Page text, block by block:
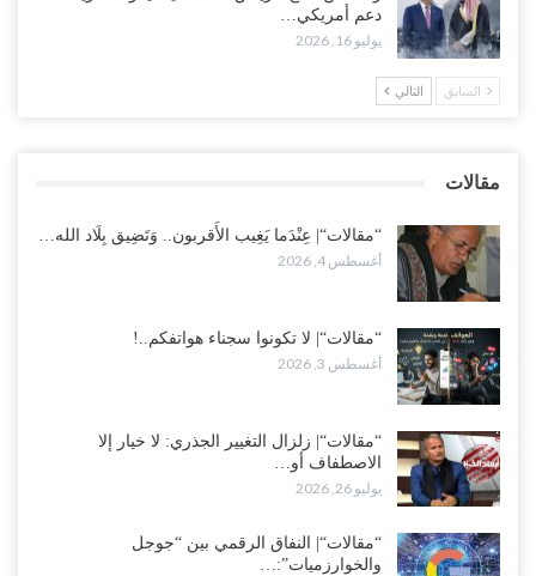
“تعز“| مع اقتراب إعادة الهيكلة السعودية.. سباق بين طارق والإصلاح
لإشعال حرب..!
أغسطس 2, 2026
أغسطس 2, 2026
دعم أمريكي…
يوليو 16, 2026
السابق التالي
مقالات
“مقالات“| عِنْدَما يَغِيب الأَقربون.. وَتَضِيق بِلَاد الله…
أغسطس 4, 2026
“مقالات“| لا تكونوا سجناء هواتفكم..!
أغسطس 3, 2026
“مقالات“| زلزال التغيير الجذري: لا خيار إلا
الاصطفاف أو…
يوليو 26, 2026
“مقالات“| النفاق الرقمي بين “جوجل
والخوارزميات”:…